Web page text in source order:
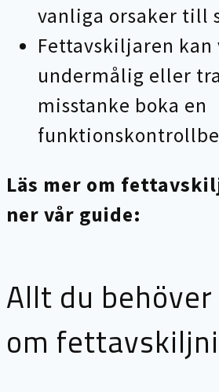
vanliga orsaker till
Fettavskiljaren kan
undermålig eller
misstanke boka en
Läs mer om
ner vår guide:
Allt du
om